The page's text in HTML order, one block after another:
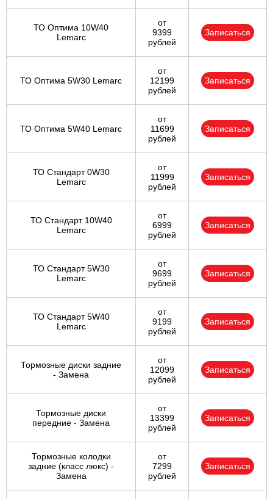
ТО Оптима 10W40
Lemarc
от
9399
рублей
Записаться
ТО Оптима 5W30 Lemarc
от
12199
рублей
Записаться
ТО Оптима 5W40 Lemarc
от
11699
рублей
Записаться
ТО Стандарт 0W30
Lemarc
от
11999
рублей
Записаться
ТО Стандарт 10W40
Lemarc
от
6999
рублей
Записаться
ТО Стандарт 5W30
Lemarc
от
9699
рублей
Записаться
ТО Стандарт 5W40
Lemarc
от
9199
рублей
Записаться
Тормозные диски задние
- Замена
от
12099
рублей
Записаться
Тормозные диски
передние - Замена
от
13399
рублей
Записаться
Тормозные колодки
задние (класс люкс) -
Замена
от
7299
рублей
Записаться